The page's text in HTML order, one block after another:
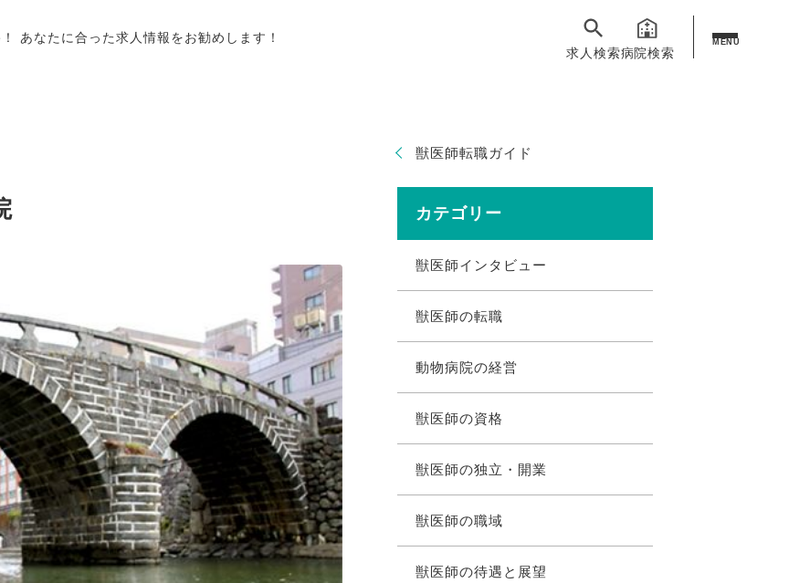
あなたに合った求人情報をお勧めします！
求人検索病院検索
MENU
獣医師転職ガイド
カテゴリー
獣医師インタビュー
獣医師の転職
動物病院の経営
獣医師の資格
獣医師の独立・開業
獣医師の職域
獣医師の待遇と展望